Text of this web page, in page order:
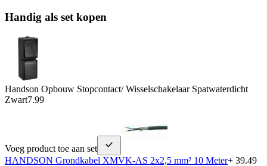
Handig als set kopen
Handson Opbouw Stopcontact/ Wisselschakelaar Spatwaterdicht
Zwart7.99
Voeg product toe aan set
HANDSON Grondkabel XMVK-AS 2x2,5 mm² 10 Meter+ 39.49